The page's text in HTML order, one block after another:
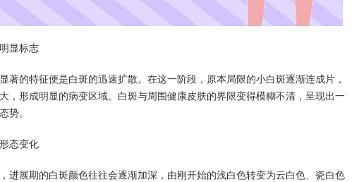
显标志
的特征便是白斑的迅速扩散。在这一阶段，原本局限的小白斑逐渐连成片，
，形成明显的病变区域。白斑与周围健康皮肤的界限变得模糊不清，呈现出一
势。
态变化
展期的白斑颜色往往会逐渐加深，由刚开始的浅白色转变为云白色、瓷白色